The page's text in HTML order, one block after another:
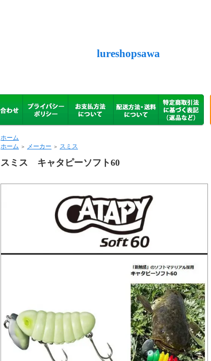
lureshopsawa
ホーム
ホーム ＞ メーカー ＞ スミス
スミス キャタピーソフト60